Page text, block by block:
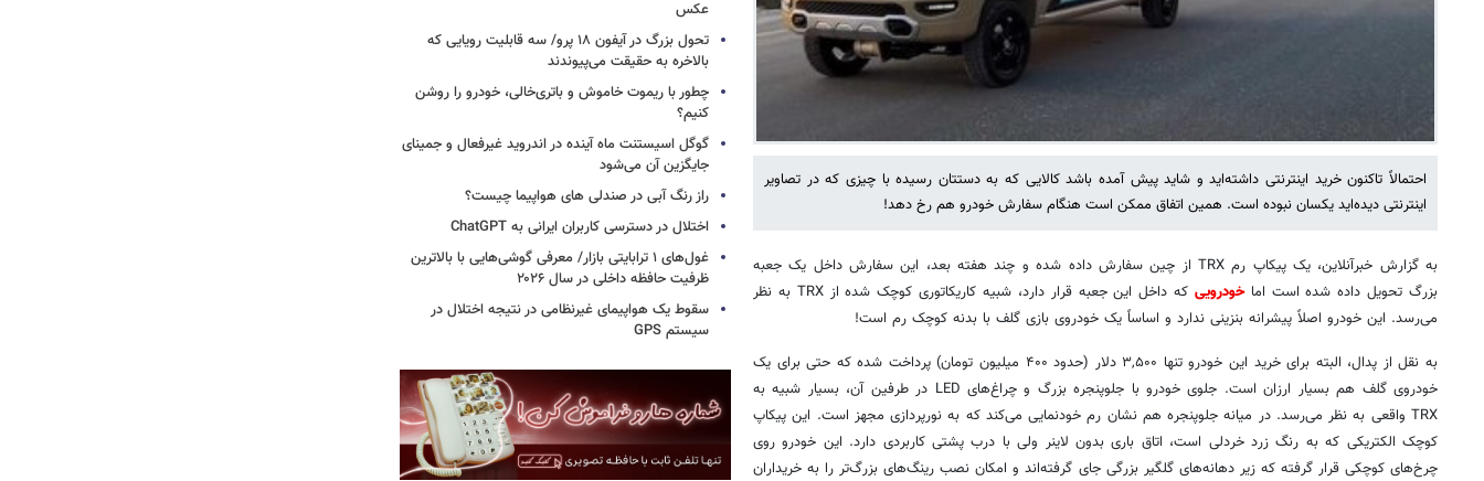
احتمالاً تاکنون خرید اینترنتی داشته‌اید و شاید پیش آمده باشد کالایی که به دستتان رسیده با چیزی که در تصاویر
اینترنتی دیده‌اید یکسان نبوده است. همین اتفاق ممکن است هنگام سفارش خودرو هم رخ دهد!
به گزارش خبرآنلاین، یک پیکاپ رم TRX از چین سفارش داده شده و چند هفته بعد، این سفارش داخل یک جعبه
بزرگ تحویل داده شده است اماخودرویی
که داخل این جعبه قرار دارد، شبیه کاریکاتوری کوچک شده از TRX به نظر
می‌رسد. این خودرو اصلاً پیشرانه بنزینی ندارد و اساساً یک خودروی بازی گلف با بدنه کوچک رم است!
به نقل از پدال، البته برای خرید این خودرو تنها ۳,۵۰۰ دلار (حدود ۴۰۰ میلیون تومان) پرداخت شده که حتی برای یک
خودروی گلف هم بسیار ارزان است. جلوی خودرو با جلوپنجره بزرگ و چراغ‌های LED در طرفین آن، بسیار شبیه به
TRX واقعی به نظر می‌رسد. در میانه جلوپنجره هم نشان رم خودنمایی می‌کند که به نورپردازی مجهز است. این پیکاپ
کوچک الکتریکی که به رنگ زرد خردلی است، اتاق باری بدون لاینر ولی با درب پشتی کاربردی دارد. این خودرو روی
چرخ‌های کوچکی قرار گرفته که زیر دهانه‌های گلگیر بزرگی جای گرفته‌اند و امکان نصب رینگ‌های بزرگ‌تر را به خریداران
عکس
تحول بزرگ در آیفون ۱۸ پرو/ سه قابلیت رویایی که
بالاخره به حقیقت می‌پیوندند
چطور با ریموت خاموش و باتری‌خالی، خودرو را روشن
کنیم؟
گوگل اسیستنت ماه آینده در اندروید غیرفعال و جمینای
جایگزین آن می‌شود
راز رنگ آبی در صندلی های هواپیما چیست؟
اختلال در دسترسی کاربران ایرانی به ChatGPT
غول‌های ۱ ترابایتی بازار/ معرفی گوشی‌هایی با بالاترین
ظرفیت حافظه داخلی در سال ۲۰۲۶
سقوط یک هواپیمای غیرنظامی در نتیجه اختلال در
سیستم‌ GPS